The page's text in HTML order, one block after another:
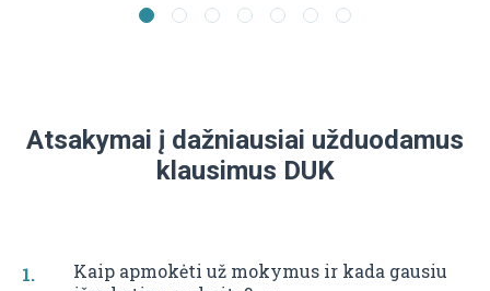
Atsakymai į dažniausiai užduodamus
klausimus DUK
Kaip apmokėti už mokymus ir kada gausiu